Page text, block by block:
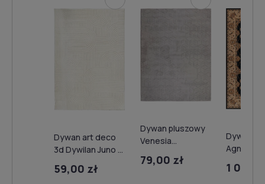
Dywan art deco
3d Dywilan Juno 7
59,00 zł
Dywan pluszowy
Venesia
geometria 3d
szary
79,00 zł
Dywan
Agnella
1